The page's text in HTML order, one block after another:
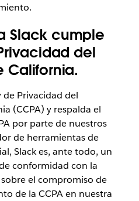
Slack cumple
del
California.
de Privacidad del
(CCPA) y respalda el
por parte de nuestros
de herramientas de
Slack es, ante todo, un
conformidad con la
sobre el compromiso de
de la CCPA en nuestra